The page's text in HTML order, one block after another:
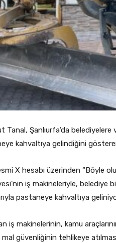
Tanal, Şanlıurfa’da
kahvaltıya gelindiğini
X hesabı üzerinden “Böyle
iş makineleriyle,
pastaneye kahvaltıya
iş makinelerinin, kamu
güvenliğinin tehlikeye